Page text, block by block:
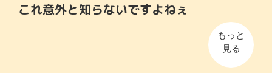
これ意外と知らないですよねぇ
もっと
見る